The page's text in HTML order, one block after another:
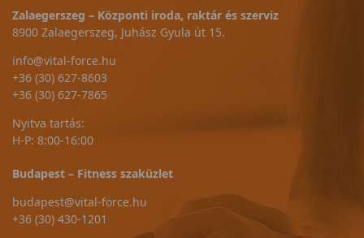
Zalaegerszeg – Központi iroda, raktár és szerviz
8900 Zalaegerszeg, Juhász Gyula út 15.
info@vital-force.hu
+36 (30) 627-8603
+36 (30) 627-7865
Nyitva tartás:
H-P: 8:00-16:00
Budapest – Fitness szaküzlet
budapest@vital-force.hu
+36 (30) 430-1201